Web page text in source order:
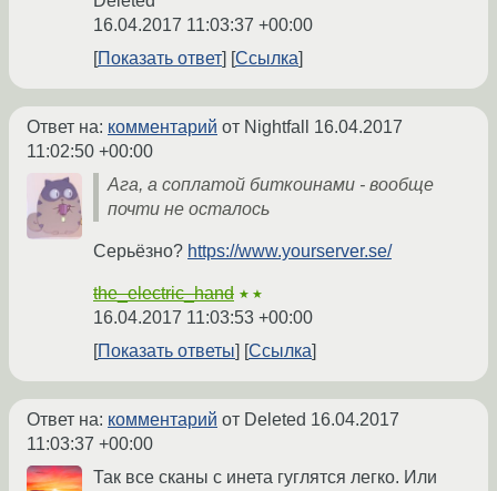
16.04.2017 11:03:37 +00:00
Показать ответ
Ссылка
Ответ на: комментарий от Nightfall 16.04.2017
11:02:50 +00:00
Ага, а соплатой биткоинами - вообще
почти не осталось
Серьёзно? https://www.yourserver.se/
the_electric_hand ★★
16.04.2017 11:03:53 +00:00
Показать ответы
Ссылка
Ответ на: комментарий от Deleted 16.04.2017
11:03:37 +00:00
Так все сканы с инета гуглятся легко. Или